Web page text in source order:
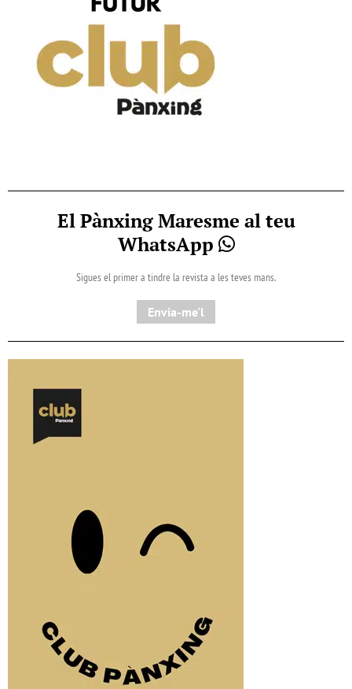
El Pànxing Maresme al teu
WhatsApp
Sigues el primer a tindre la revista a les teves mans.
Envia-me'l